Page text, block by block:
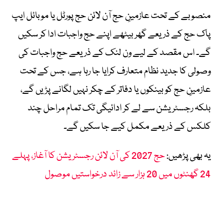
منصوبے کے تحت عازمینِ حج آن لائن حج پورٹل یا موبائل ایپ
پاک حج کے ذریعے گھر بیٹھے اپنے حج واجبات ادا کر سکیں
گے۔ اس مقصد کے لیے ون لنک کے ذریعے حج واجبات کی
وصولی کا جدید نظام متعارف کرایا جا رہا ہے، جس کے تحت
عازمینِ حج کو بینکوں یا دفاتر کے چکر نہیں لگانے پڑیں گے،
بلکہ رجسٹریشن سے لے کر ادائیگی تک تمام مراحل چند
کلکس کے ذریعے مکمل کیے جا سکیں گے۔
یہ بھی پڑھیں:
حج 2027 کی آن لائن رجسٹریشن کا آغاز، پہلے
24 گھنٹوں میں 20 ہزار سے زائد درخواستیں موصول